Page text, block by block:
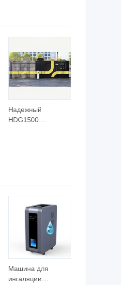
Надежный
HDG1500
Водородная
электростанция
Машина для
ингаляции